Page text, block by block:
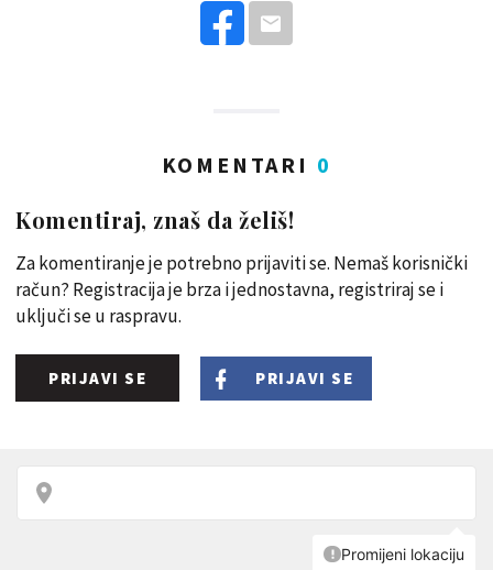
KOMENTARI 0
Komentiraj, znaš da želiš!
Za komentiranje je potrebno prijaviti se. Nemaš korisnički
račun? Registracija je brza i jednostavna, registriraj se i
uključi se u raspravu.
PRIJAVI SE PRIJAVI SE